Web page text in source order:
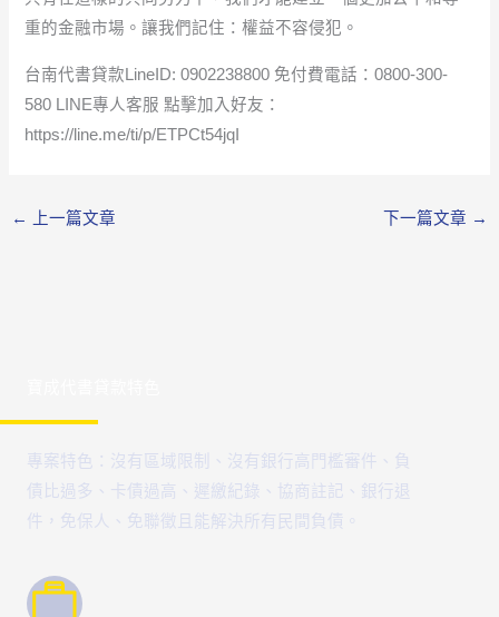
重的金融市場。讓我們記住：權益不容侵犯。
台南代書貸款LineID: 0902238800 免付費電話：0800-300-
580 LINE專人客服 點擊加入好友：
https://line.me/ti/p/ETPCt54jqI
← 上一篇文章 下一篇文章 →
專案特色：沒有區域限制、沒有銀行高門檻審件、負
債比過多、卡債過高、遲繳紀錄、協商註記、銀行退
件，免保人、免聯徵且能解決所有民間負債。